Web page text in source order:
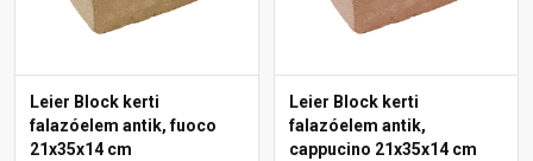
Leier Block kerti
falazóelem antik, fuoco
21x35x14 cm
Leier Block kerti
falazóelem antik,
cappucino 21x35x14 cm